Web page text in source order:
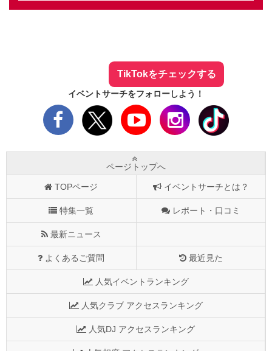
TikTokをチェックする
イベントサーチをフォローしよう！
ページトップへ
TOPページ イベントサーチとは？
特集一覧 レポート・口コミ
最新ニュース
よくあるご質問 最近見た
人気イベントランキング
人気クラブ アクセスランキング
人気DJ アクセスランキング